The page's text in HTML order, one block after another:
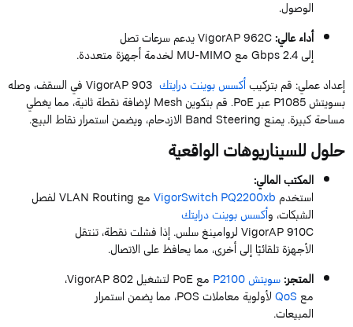
الوصول.
أداء عالي:
VigorAP962C يدعم سرعات تصل
إلى2.4
GbpsمعMU-MIMO لخدمة أجهزة متعددة.
إعداد عملي: قمبتركيبأكسس بوينت درايتك VigorAP903 في السقف، وصله
بسويتشP1085عبرPoE. قم بتكوينMesh لإضافة نقطة ثانية، مما يغطي
مساحة كبيرة.يمنع BandSteering الازدحام، ويضمن استمرار نقاط البيع.
حلول للسيناريوهات الواقعية
المكتب المالي:
استخدم VigorSwitchPQ2200xb مع VLAN Routing لفصل
الشبكات، وأكسس بوينت درايتك
VigorAP910C لروامينغسلس. إذا فشلت نقطة، تنتقل
الأجهزة تلقائيًا إلى أخرى، مما يحافظ على الاتصال.
المتجر:سويتشP2100 معPoE لتشغيل VigorAP802 ،
معQoSلأولوية معاملاتPOS، مما يضمن استمرار
المبيعات.